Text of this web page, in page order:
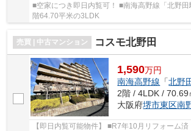
■空家につき即日内覧可！ ■南海高野線「北野
階64.70平米の3LDK
売買 | 中古マンション コスモ北野田
1,590万円
南海高野線 「北野
2階 / 4LDK / 70.69
大阪府堺市東区南
【即日内覧可能物件】 ■R7年10月リフォーム